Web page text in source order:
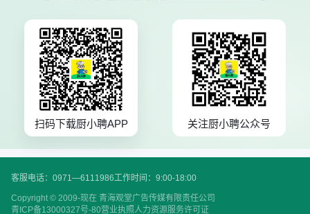
扫码下载厨小聘APP 关注厨小聘公众号
客服电话：0971—6111986工作时间：9:00-18:00
Copyright © 2009-现在 青海观堂广告传媒有限责任公司
青ICP备13000327号-80营业执照人力资源服务许可证